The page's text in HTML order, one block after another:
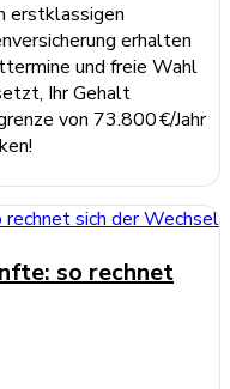
erstklassigen
erhalten
und freie Wahl
Ihr Gehalt
von 73.800 €/Jahr
so rechnet